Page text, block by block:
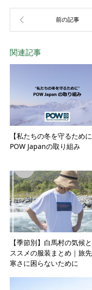
関連記事
【私たちの冬を守るために
POW Japanの取り組み
【季節別】白馬村の気候
ススメの服装まとめ｜旅
寒さに困らないために